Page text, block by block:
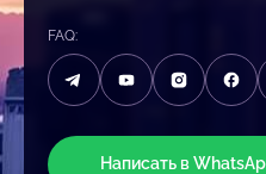
FAQ:
Написать в